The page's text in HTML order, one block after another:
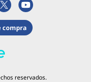
reservados.